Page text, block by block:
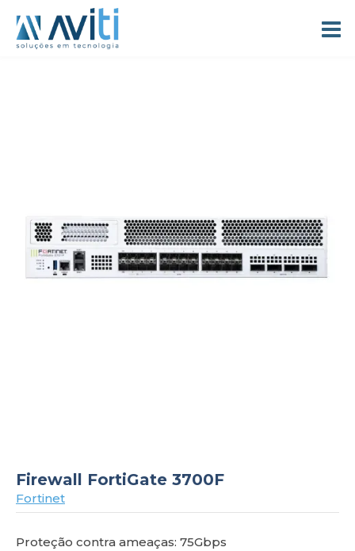
Firewall FortiGate 3700F
Fortinet
Proteção contra ameaças: 75Gbps